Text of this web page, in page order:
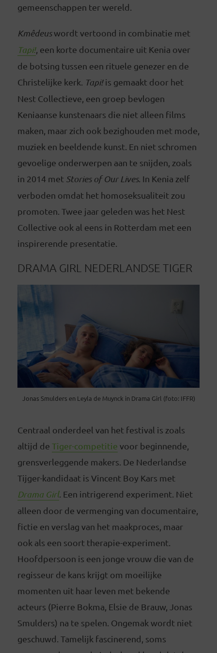
gemeenschappen ter wereld.
Kmêdeuswordt vertoond in combinatie met
Tapi!, een korte documentaire uit Kenia over
de botsing tussen een rituele genezer en de
Christelijke kerk. Tapi!is gemaakt door het
Nest Collectieve, een groep bevlogen
Keniaanse kunstenaars die niet alleen films
maken, maar zich ook bezighouden met mode,
muziek en beeldende kunst. En niet schromen
gevoelige onderwerpen aan te snijden, zoals
in 2014 met Stories of Our Lives. In Kenia zelf
verboden omdat het homoseksualiteit zou
promoten. Twee jaar geleden was het Nest
Collective ook al eens in Rotterdam met een
inspirerende presentatie.
DRAMA GIRL NEDERLANDSE TIGER
Jonas Smulders en Leyla de Muynck in Drama Girl (foto: IFFR)
Centraal onderdeel van het festival is zoals
altijd de Tiger-competitie voor beginnende,
grensverleggende makers. De Nederlandse
Tijger-kandidaat is Vincent Boy Kars met
Drama Girl. Een intrigerend experiment. Niet
alleen door de vermenging van documentaire,
fictie en verslag van het maakproces, maar
ook als een soort therapie-experiment.
Hoofdpersoon is een jonge vrouw die van de
regisseur de kans krijgt om moeilijke
momenten uit haar leven met bekende
acteurs (Pierre Bokma, Elsie de Brauw, Jonas
Smulders) na te spelen. Ongemak wordt niet
geschuwd. Tamelijk fascinerend, soms